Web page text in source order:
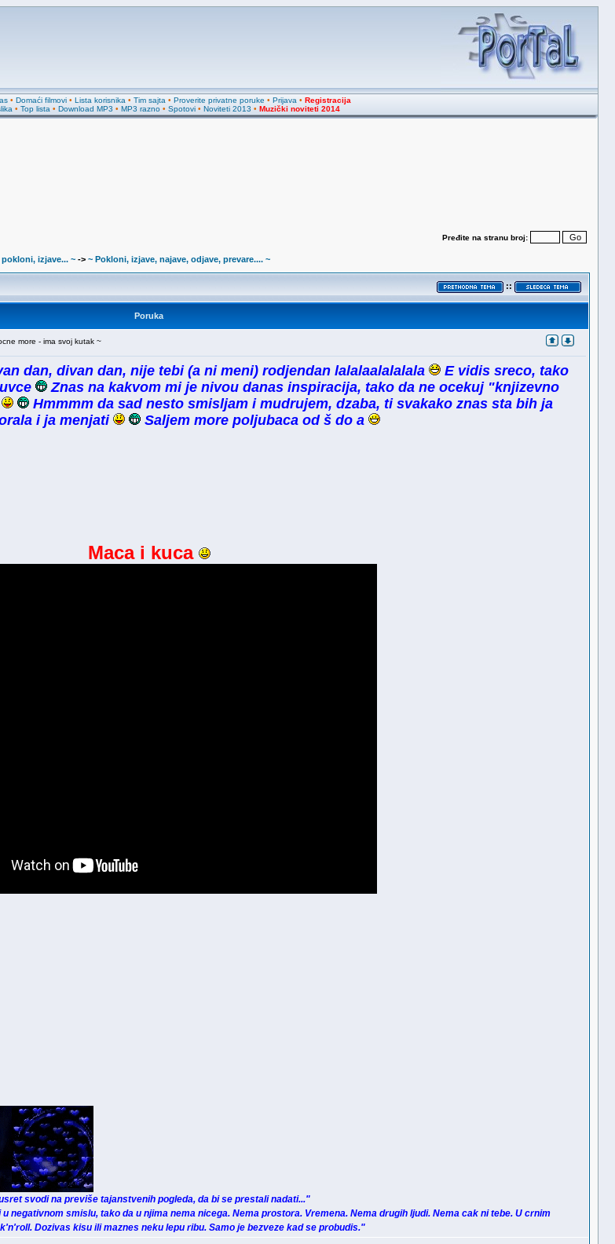
• Domaći filmovi• Lista korisnika • Tim sajta • Proverite privatne poruke • Prijava • Registracija
• Top lista • Download MP3 • MP3 razno • Spotovi • Noviteti 2013 • Muzički noviteti 2014
Pređite na stranu broj:
izjave... ~-> ~ Pokloni, izjave, najave, odjave, prevare.... ~
::
Poruka
more - ima svoj kutak ~
dan, divan dan, nije tebi (a ni meni) rodjendan lalalaalalalala
E vidis sreco, tako
Znas na kakvom mi je nivou danas inspiracija, tako da ne ocekuj "knjizevno
Hmmmm da sad nesto smisljam i mudrujem, dzaba, ti svakako znas sta bih ja
i ja menjati Saljem more poljubaca od š do a
Maca i kuca
svodi na previše tajanstvenih pogleda, da bi se prestali nadati..."
negativnom smislu, tako da u njima nema nicega. Nema prostora. Vremena. Nema drugih ljudi. Nema cak ni tebe. U crnim
Dozivas kisu ili maznes neku lepu ribu. Samo je bezveze kad se probudis."